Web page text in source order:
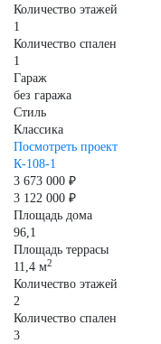
Количество этажей
1
Количество спален
1
Гараж
без гаража
Стиль
Классика
Посмотреть проект
К-108-1
3 673 000 ₽
3 122 000 ₽
Площадь дома
96,1
Площадь террасы
11,4 м2
Количество этажей
2
Количество спален
3